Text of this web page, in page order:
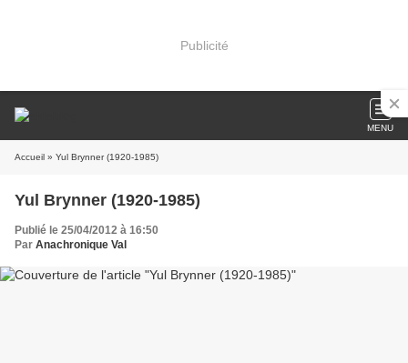
Publicité
MENU
Accueil » Yul Brynner (1920-1985)
Yul Brynner (1920-1985)
Publié le 25/04/2012 à 16:50
Par Anachronique Val